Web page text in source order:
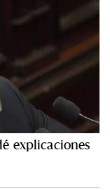
explicaciones